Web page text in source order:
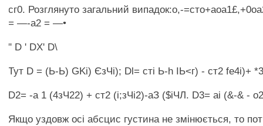
сг0. Розглянуто загальний випадок:о,-
= —-а2 = —•
" D ' DX' D\
Тут D = (Ь-Ь) GKi) ЄзЧі); Dl= сті Ь-h ІЬ<г) - ст2 fe4i)+
D2= -а 1 (4зЧ22) + ст2 (і;зЧі2)-аЗ ($іЧЛ. D3= аі (&-& -
Якщо уздовж осі абсцис густина не змінюється, то